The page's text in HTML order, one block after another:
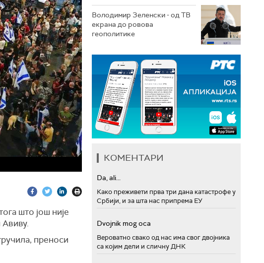
што још није
преноси
Володимир Зеленски - од ТВ
екрана до ровова
геополитике
КОМЕНТАРИ
Da, ali...
Како преживети прва три дана катастрофе у
Србији, и за шта нас припрема ЕУ
Dvojnik mog oca
Вероватно свако од нас има свог двојника
са којим дели и сличну ДНК